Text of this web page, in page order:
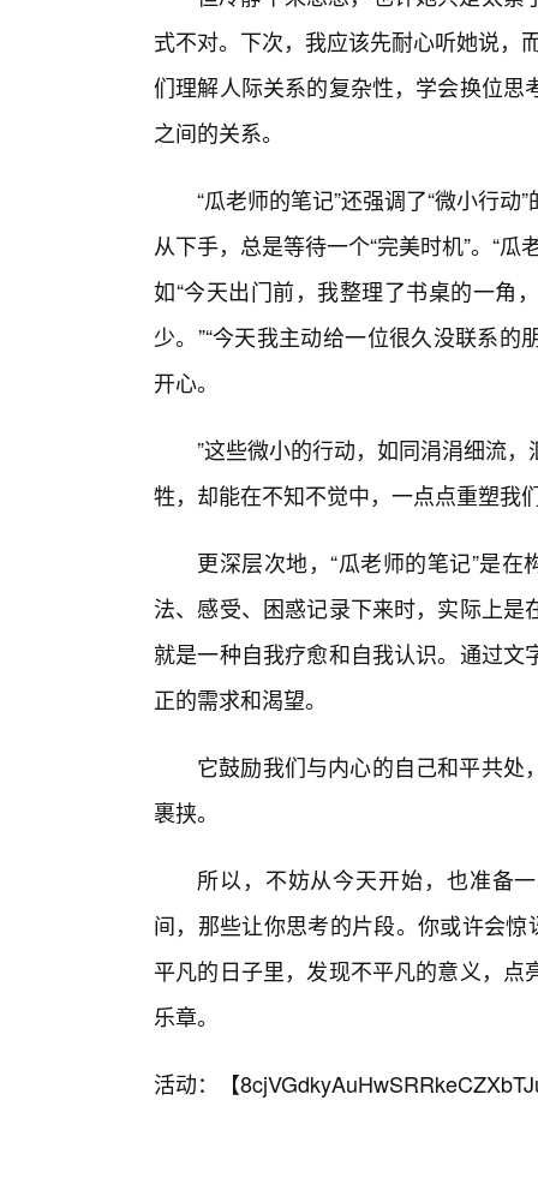
式不对。下次，我应该先耐心听她说，
们理解人际关系的复杂性，学会换位
之间的关系。
“瓜老师的笔记”还强调了“微小行
从下手，总是等待一个“完美时机”。“
如“今天出门前，我整理了书桌的一角
少。”“今天我主动给一位很久没联系
开心。
”这些微小的行动，如同涓涓细流
牲，却能在不知不觉中，一点点重塑我
更深层次地，“瓜老师的笔记”是
法、感受、困惑记录下来时，实际上
就是一种自我疗愈和自我认识。通过
正的需求和渴望。
它鼓励我们与内心的自己和平共
裹挟。
所以，不妨从今天开始，也准备
间，那些让你思考的片段。你或许会
平凡的日子里，发现不平凡的意义，
乐章。
活动：【